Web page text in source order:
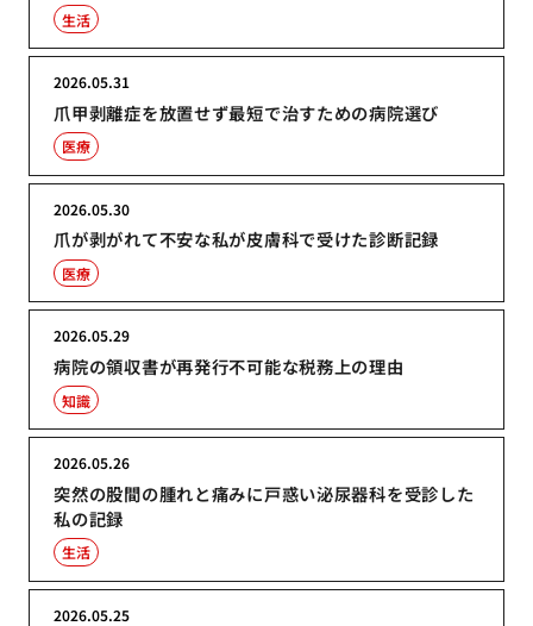
生活
爪甲剥離症を放置せず最短で治すための病院選び
2026.05.31
医療
爪が剥がれて不安な私が皮膚科で受けた診断記録
2026.05.30
医療
病院の領収書が再発行不可能な税務上の理由
2026.05.29
知識
突然の股間の腫れと痛みに戸惑い泌尿器科を受診した
私の記録
2026.05.26
生活
2026.05.25